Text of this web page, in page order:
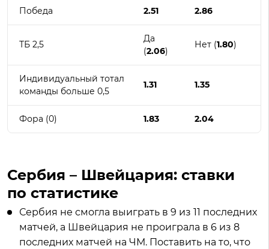
Победа 2.51 2.86
ТБ 2,5
Да
(2.06)
Нет (1.80)
Индивидуальный тотал
команды больше 0,5
1.31 1.35
Фора (0) 1.83 2.04
Сербия – Швейцария: ставки
по статистике
Сербия не смогла выиграть в 9 из 11 последних
матчей, а Швейцария не проиграла в 6 из 8
последних матчей на ЧМ. Поставить на то, что